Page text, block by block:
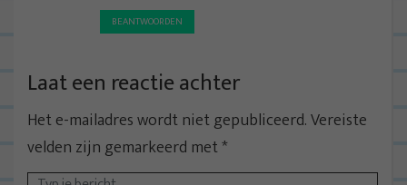
BEANTWOORDEN
Laat een reactie achter
Het e-mailadres wordt niet gepubliceerd.Vereiste
velden zijn gemarkeerd met*